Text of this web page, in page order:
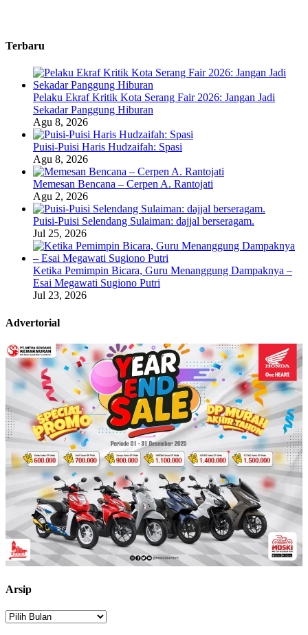
Terbaru
Pelaku Ekraf Kritik Kota Serang Fair 2026: Jangan Jadi
Sekadar Panggung Hiburan
Agu 8, 2026
Puisi-Puisi Haris Hudzaifah: Spasi
Agu 8, 2026
Memesan Bencana – Cerpen A. Rantojati
Agu 2, 2026
Puisi-Puisi Selendang Sulaiman: dajjal berseragam.
Jul 25, 2026
Ketika Pemimpin Bicara, Guru Menanggung Dampaknya –
Esai Megawati Sugiono Putri
Jul 23, 2026
Advertorial
Arsip
Arsip